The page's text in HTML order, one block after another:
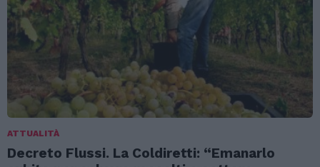
ATTUALITÀ
Decreto Flussi. La Coldiretti: “Emanarlo